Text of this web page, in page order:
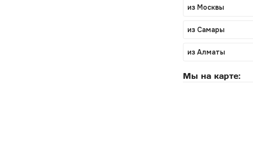
из Москвы
из Самары
из Алматы
Мы на карте: